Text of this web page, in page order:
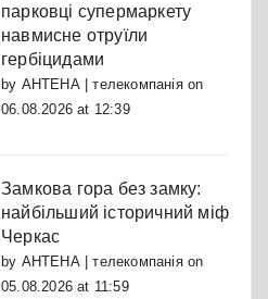
парковці супермаркету
навмисне отруїли
гербіцидами
by АНТЕНА | телекомпаніяon
06.08.2026 at 12:39
Замкова гора без замку:
найбільший історичний міф
Черкас
by АНТЕНА | телекомпаніяon
05.08.2026 at 11:59